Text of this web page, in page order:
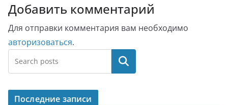
Добавить комментарий
Для отправки комментария вам необходимо
авторизоваться.
Поиск
Последние записи